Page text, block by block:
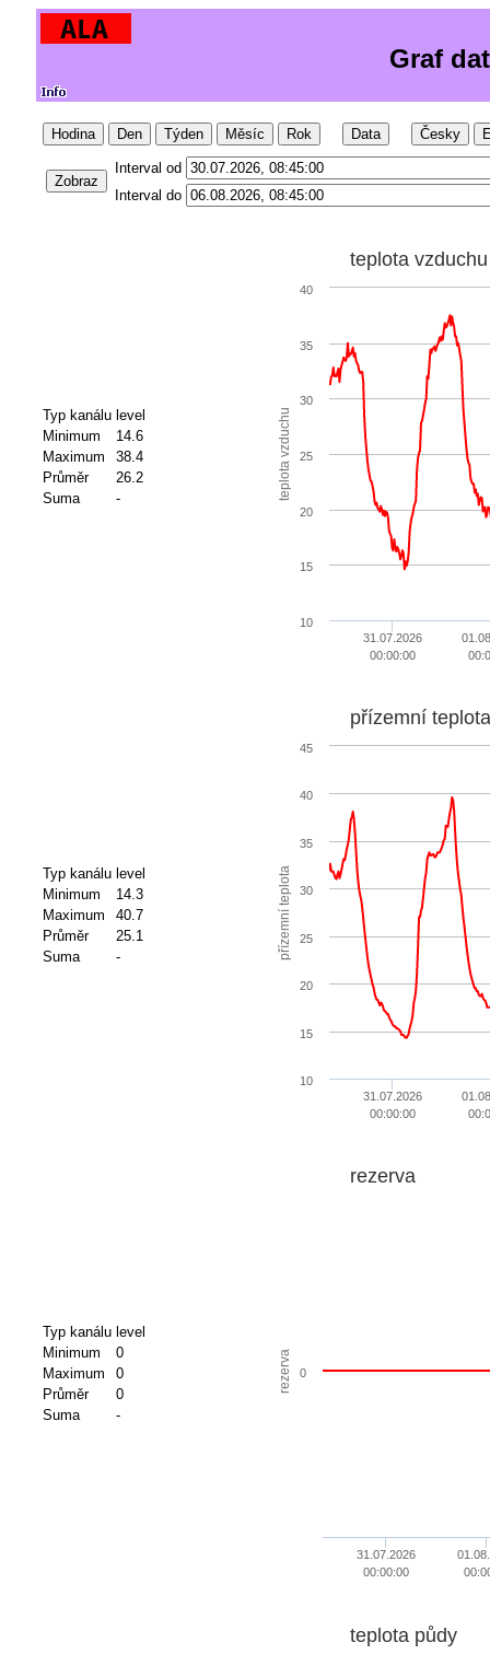
Graf
Hodina Den Týden Měsíc Rok Data Česky
Zobraz
Interval od
Interval do
Typ kanálu level
Minimum
14.6
Maximum
38.4
Průměr
26.2
Suma
- teplota vzduchu
teplota vzduchu
31.07.2026
00:00:00
10
15
20
25
30
35
40
Typ kanálu level
Minimum
14.3
Maximum
40.7
Průměr
25.1
Suma
- přízemní teplota
přízemní
31.07.2026
00:00:00
10
15
20
25
30
35
40
45
Typ kanálu level
Minimum
0
Maximum
0
Průměr
0
Suma
-
rezerva
rezerva
31.07.2026
00:00:00
0
teplota půdy